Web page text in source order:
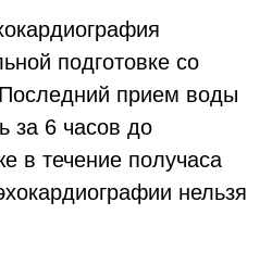
подготовке со
прием воды
за 6 часов до
в течение получаса
нельзя